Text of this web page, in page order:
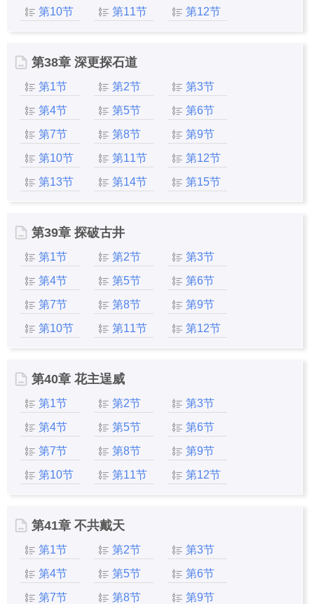
第10节
第11节 第12节
第38章 深更探石道
第1节 第2节
第3节
第4节
第5节
第6节
第7节
第8节
第9节
第10节
第11节
第12节
第13节
第14节 第15节
第39章 探破古井
第1节 第2节
第3节
第4节
第5节
第6节
第7节
第8节
第9节
第10节
第11节 第12节
第40章 花主逞威
第1节 第2节
第3节
第4节
第5节
第6节
第7节
第8节
第9节
第10节
第11节 第12节
第41章 不共戴天
第1节 第2节
第3节
第4节
第5节
第6节
第7节
第8节
第9节